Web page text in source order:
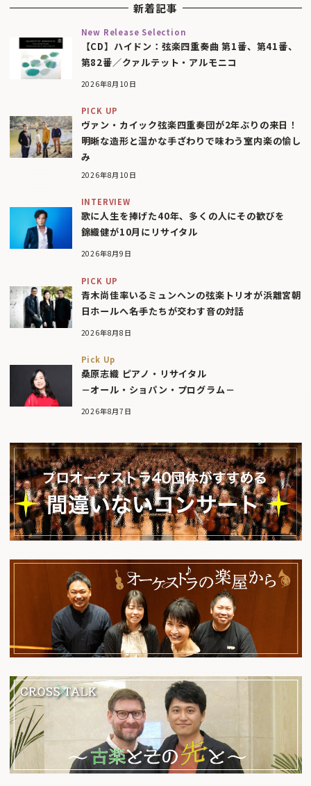
新着記事
New Release Selection
【CD】ハイドン：弦楽四重奏曲 第1番、第41番、
第82番／クァルテット・アルモニコ
2026年8月10日
PICK UP
ヴァン・カイック弦楽四重奏団が2年ぶりの来日！
明晰な造形と温かな手ざわりで味わう室内楽の愉し
み
2026年8月10日
INTERVIEW
歌に人生を捧げた40年、多くの人にその歓びを
錦織健が10月にリサイタル
2026年8月9日
PICK UP
青木尚佳率いるミュンヘンの弦楽トリオが浜離宮朝
日ホールへ――名手たちが交わす音の対話
2026年8月8日
Pick Up
桑原志織 ピアノ・リサイタル
－オール・ショパン・プログラム－
2026年8月7日